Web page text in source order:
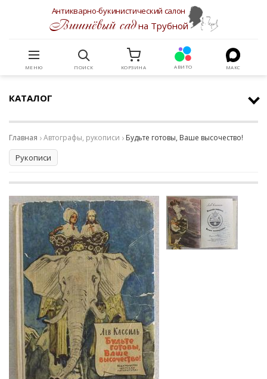
Антикварно-букинистический салон
Вишнёвый садна Трубной
МЕНЮ ПОИСК КОРЗИНА АВИТО МАКС
КАТАЛОГ
Главная Автографы, рукописи Будьте готовы, Ваше высочество!
Рукописи